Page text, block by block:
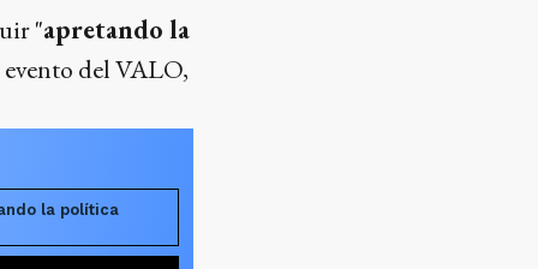
"apretando la
del VALO,
la política